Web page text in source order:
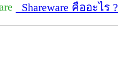
Shareware คืออะไร ?